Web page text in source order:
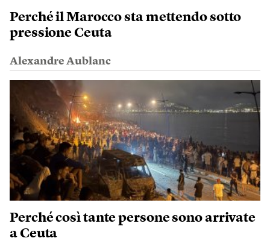
Perché il Marocco sta mettendo sotto
pressione Ceuta
Alexandre Aublanc
Perché così tante persone sono arrivate
a Ceuta